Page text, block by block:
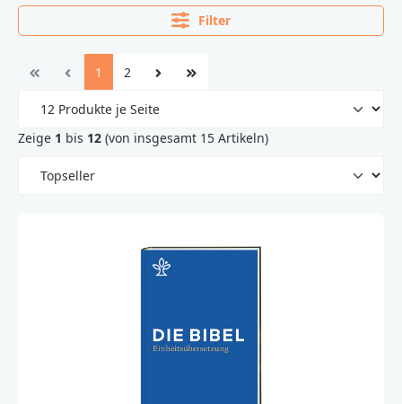
Filter
1 2
Zeige 1 bis 12 (von insgesamt 15 Artikeln)